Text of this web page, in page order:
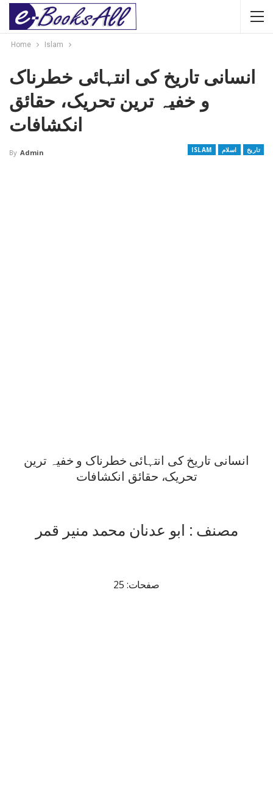
Home Islam
انسانی تاریخ کی انتہائی خطرناک
و خفیہ ترین تحریک، حقائق
انکشافات
ISLAM اسلام تاریخ By Admin
انسانی تاریخ کی انتہائی خطرناک و خفیہ ترین
تحریک، حقائق انکشافات
مصنف : ابو عدنان محمد منیر قمر
صفحات: 25